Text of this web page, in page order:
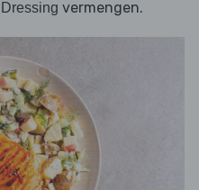
Dressing vermengen.